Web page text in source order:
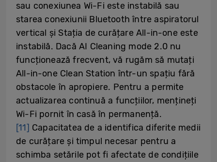
sau conexiunea Wi-Fi este instabilă sau
starea conexiunii Bluetooth între aspiratorul
vertical și Stația de curățare All-in-one este
instabilă. Dacă AI Cleaning mode 2.0 nu
funcționează frecvent, vă rugăm să mutați
All-in-one Clean Station într-un spațiu fără
obstacole în apropiere. Pentru a permite
actualizarea continuă a funcțiilor, mențineți
Wi-Fi pornit în casă în permanență.
[11] Capacitatea de a identifica diferite medii
de curățare și timpul necesar pentru a
schimba setările pot fi afectate de condițiile